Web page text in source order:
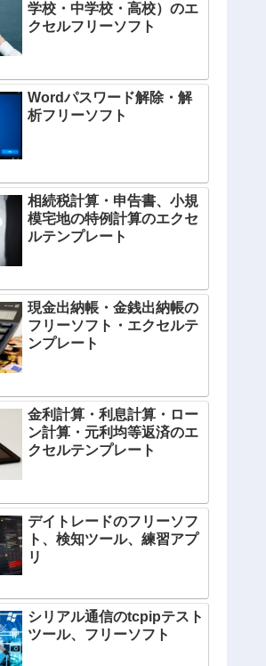
学校・中学校・高校）のエ
クセルフリーソフト
Wordパスワード解除・解
析フリーソフト
相続税計算・申告書、小規
模宅地の特例計算のエクセ
ルテンプレート
現金出納帳・金銭出納帳の
フリーソフト・エクセルテ
ンプレート
金利計算・利息計算・ロー
ン計算・元利均等返済のエ
クセルテンプレート
デイトレードのフリーソフ
ト、検知ツール、練習アプ
リ
シリアル通信のtcpipテスト
ツール、フリーソフト